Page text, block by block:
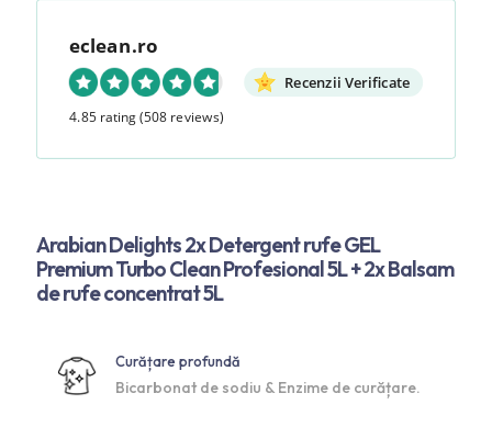
eclean.ro
Recenzii Verificate
4.85 rating(508 reviews)
Arabian Delights 2x Detergent rufe GEL
Premium Turbo Clean Profesional 5L + 2x Balsam
de rufe concentrat 5L
Curățare profundă
Bicarbonat de sodiu & Enzime de curățare.